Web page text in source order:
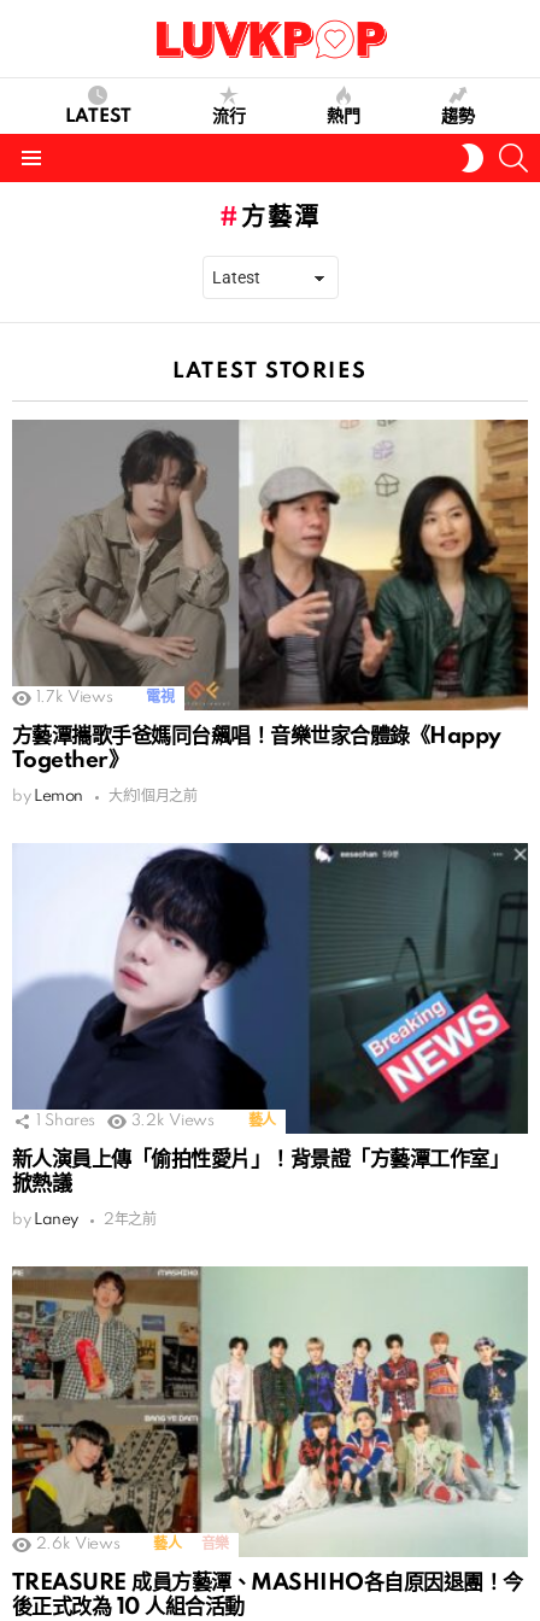
LATEST 流行 熱門 趨勢
SKIN
方藝潭
LATEST STORIES
1.7k Views 電視
方藝潭攜歌手爸媽同台飆唱！音樂世家合體錄《Happy
Together》
by Lemon 大約1個月之前
Shares 3.2k Views 藝人
新人演員上傳「偷拍性愛片」！背景證「方藝潭工作室」
掀熱議
by Laney 2年之前
2.6k Views 藝人 音樂
TREASURE 成員方藝潭、MASHIHO各自原因退團！今
後正式改為 10 人組合活動